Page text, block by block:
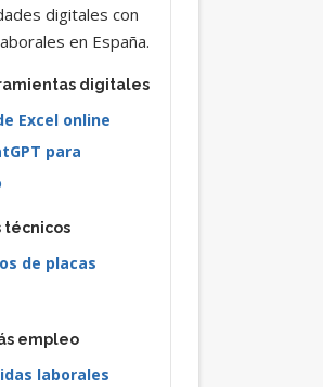
digitales con
en España.
digitales
Excel online
para
técnicos
de placas
empleo
laborales